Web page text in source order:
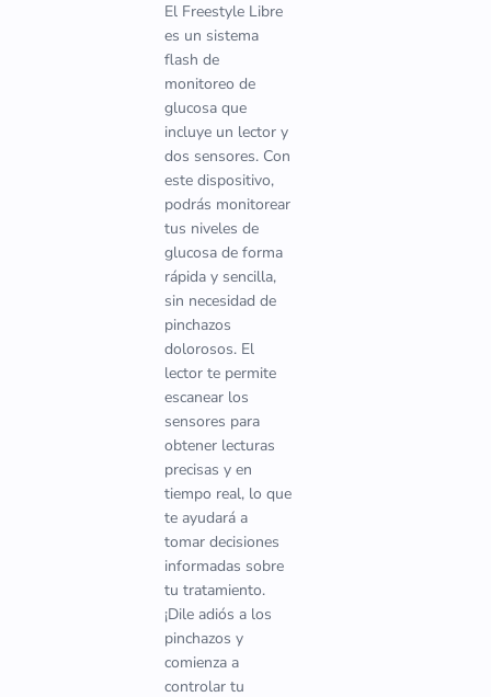
El Freestyle Libre
es un sistema
flash de
monitoreo de
glucosa que
incluye un lector y
dos sensores. Con
este dispositivo,
podrás monitorear
tus niveles de
glucosa de forma
rápida y sencilla,
sin necesidad de
pinchazos
dolorosos. El
lector te permite
escanear los
sensores para
obtener lecturas
precisas y en
tiempo real, lo que
te ayudará a
tomar decisiones
informadas sobre
tu tratamiento.
¡Dile adiós a los
pinchazos y
comienza a
controlar tu